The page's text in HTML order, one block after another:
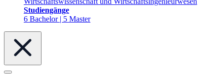
Studiengänge
6 Bachelor | 5 Master